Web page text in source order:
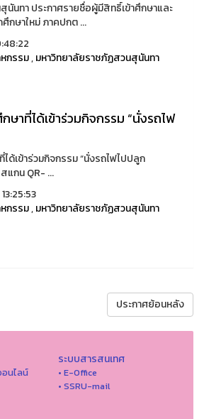
นันทา ประกาศรายชื่อผู้มีสิทธิ์เข้าศึกษาและ
กษาใหม่ ภาคปกต ...
กรรม,มหาวิทยาลัยราชภัฏสวนสุนันทา
ษาที่ได้เข้าร่วมกิจกรรม “นั่งรถไฟ
ด้เข้าร่วมกิจกรรม “นั่งรถไฟไปปลูก
แกน QR- ...
กรรม,มหาวิทยาลัยราชภัฏสวนสุนันทา
ประกาศย้อนหลัง
นไลน์
ระบบสารสนเทศ
• E-Office
• SSRU-mail